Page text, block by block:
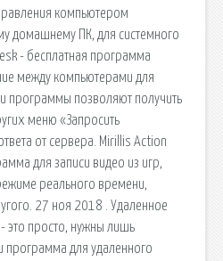
компьютером
домашнему ПК, для системного
- бесплатная программа
между компьютерами для
программы позволяют получить
меню «Запросить
от сервера. Mirillis Action
для записи видео из игр,
реального времени,
27 ноя 2018 . Удаленное
это просто, нужны лишь
программа для удаленного